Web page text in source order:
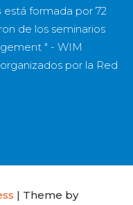
está formada por 72
de los seminarios
" - WIM
por la Red
| Theme by